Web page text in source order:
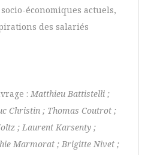
économiques actuels,
des salariés
: Matthieu Battistelli ;
Christin ; Thomas Coutrot ;
; Laurent Karsenty ;
Marmorat ; Brigitte Nivet ;